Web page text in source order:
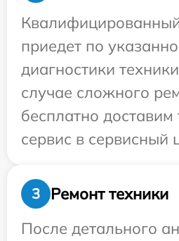
приедет по
диагностики
случае сложного
бесплатно доставим
сервис в сервисный
3
Ремонт техники
После детального